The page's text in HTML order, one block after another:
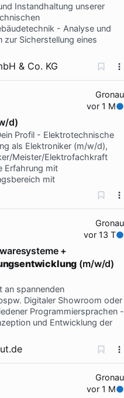
Instandhaltung unserer
- Analyse und
zur Sicherstellung eines
& Co. KG
Gronau
vor 1 M
d)
Profil - Elektrotechnische
als Elektroniker (m/w/d),
Meister/Elektrofachkraft
Erfahrung mit
mit
Gronau
vor 13 T
+
(m/w/d)
an spannenden
Digitaler Showroom oder
Programmiersprachen -
und Entwicklung der
Gronau
vor 1 M